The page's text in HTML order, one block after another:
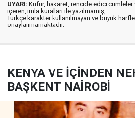
UYARI: Küfür, hakaret, rencide edici cümleler
içeren, imla kuralları ile yazılmamış,
Türkçe karakter kullanılmayan ve büyük
onaylanmamaktadır.
KENYA VE İÇİNDEN
BAŞKENT NAİROBİ